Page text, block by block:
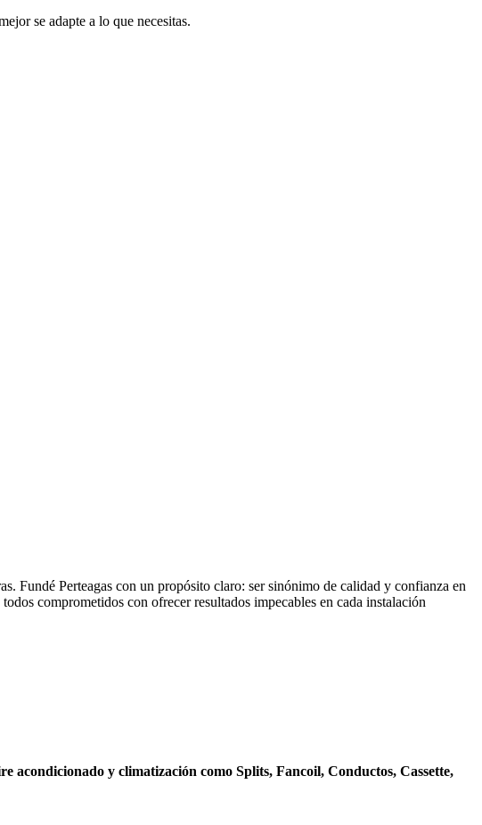
se adapte a lo que necesitas.
Fundé Perteagas con un propósito claro: ser sinónimo de calidad y confianza en
comprometidos con ofrecer resultados impecables en cada instalación
acondicionado y climatización como Splits, Fancoil, Conductos, Cassette,